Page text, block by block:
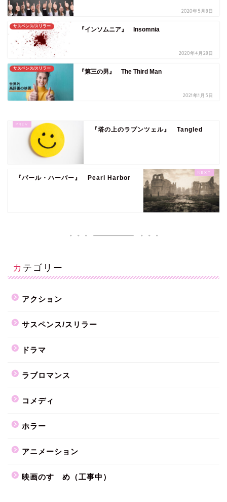
2020年5月8日
サスペンス/スリラー 『インソムニア』 Insomnia
2020年4月28日
サスペンス/スリラー 『第三の男』 The Third Man
2021年1月5日
『塔の上のラプンツェル』 Tangled
『パール・ハーバー』 Pearl Harbor
カテゴリー
アクション
サスペンス/スリラー
ドラマ
ラブロマンス
コメディ
ホラー
アニメーション
映画のすゝめ（工事中）